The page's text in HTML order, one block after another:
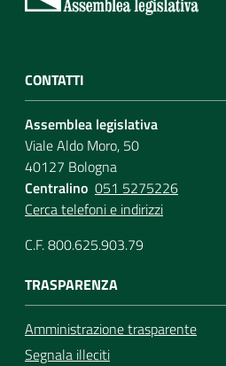
CONTATTI
Assemblea legislativa
Viale Aldo Moro, 50
40127 Bologna
Centralino 051 5275226
Cerca telefoni e indirizzi
C.F. 800.625.903.79
TRASPARENZA
Amministrazione trasparente
Segnala illeciti